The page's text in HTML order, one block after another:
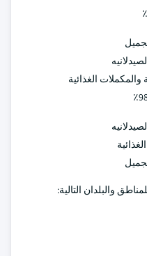
والمكملات الغذائية
والبلدان التالية: